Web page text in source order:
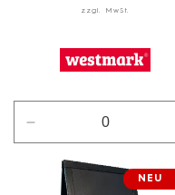
Verringere
die
Menge
NEU